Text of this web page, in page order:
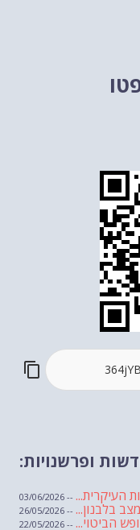
ופרשנויות:
העיקרית... -- 03/06/2026
בלבנון... -- 26/05/2026
הביטוי... -- 22/05/2026